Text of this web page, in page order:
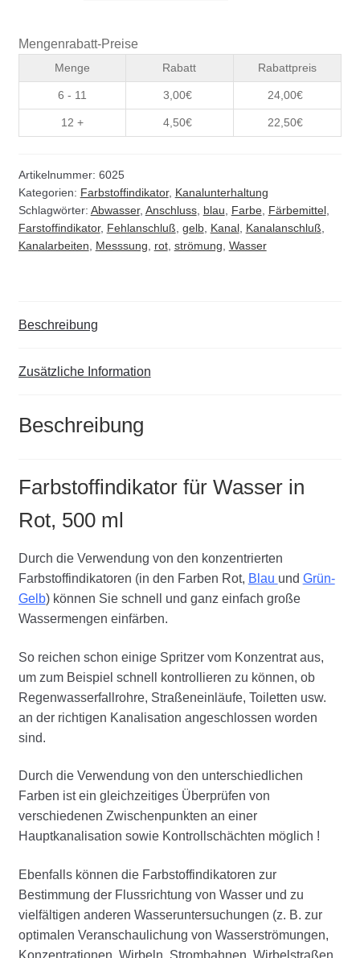
Sonderaktionen
Stadtmöblierung
Vermessung
Verschiedenes
Werkzeuge
ml
Menge
Mengenrabatt-Preise
Menge Rabatt Rabattpreis
6 - 11 3,00€ 24,00€
12 + 4,50€ 22,50€
Artikelnummer: 6025
Kategorien: Farbstoffindikator, Kanalunterhaltung
Schlagwörter: Abwasser, Anschluss, blau Farbe, Färbemittel,
Farstoffindikator, Fehlanschluß gelb, Kanal, Kanalanschluß
Kanalarbeiten
Messsung rot, strömung Wasser
Beschreibung
Zusätzliche Information
Beschreibung
Farbstoffindikator für Wasser in
Rot, 500 ml
Durch die Verwendung von den konzentrierten
Farbstoffindikatoren (in den Farben Rot, Blau und Grün-
Gelb) können Sie schnell und ganz einfach große
Wassermengen einfärben.
So reichen schon einige Spritzer vom Konzentrat aus,
um zum Beispiel schnell kontrollieren zu können, ob
Regenwasserfallrohre, Straßeneinläufe, Toiletten usw.
an der richtigen Kanalisation angeschlossen worden
sind.
Durch die Verwendung von den unterschiedlichen
Farben ist ein gleichzeitiges Überprüfen von
verschiedenen Zwischenpunkten an einer
Hauptkanalisation sowie Kontrollschächten möglich !
Ebenfalls können die Farbstoffindikatoren zur
Bestimmung der Flussrichtung von Wasser und zu
vielfältigen anderen Wasseruntersuchungen (z. B. zur
optimalen Veranschaulichung von Wasserströmungen,
Konzentrationen, Wirbeln, Strombahnen, Wirbelstraßen